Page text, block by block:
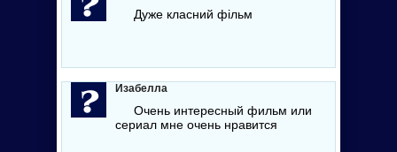
Дуже класний фільм
Изабелла
Очень интересный фильм или
сериал мне очень нравится